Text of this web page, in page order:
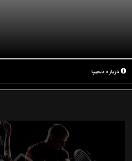
درباره دیجیپا